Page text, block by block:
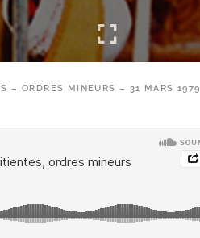
– ORDRES MINEURS – 31 MARS 1979